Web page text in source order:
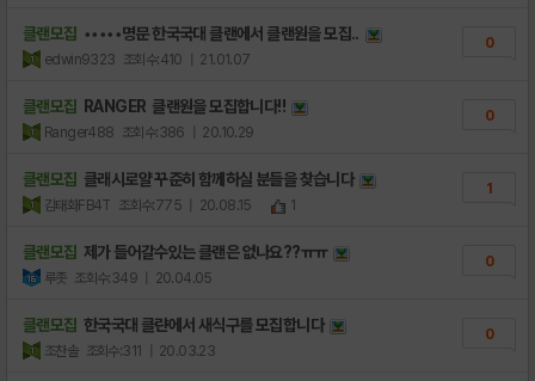
클랜모집 •••••명문 한국국대 클랜에서 클랜원을 모집..
edwin9323 조회수:410 | 21.01.07
0
클랜모집 RANGER 클랜원을 모집합니다!!
Ranger488 조회수:386 | 20.10.29
0
클랜모집 클래시로얄 꾸준히 함께하실 분들을 찾습니다
김태화FB4T 조회수:775 | 20.08.15 1
1
클랜모집 제가 들어갈수있는 클랜은 없나요??ㅠㅠ
루좃 조회수:349 | 20.04.05
0
클랜모집 한국국대 클랸에서 새식구를 모집합니다
조찬솔 조회수:311 | 20.03.23
0